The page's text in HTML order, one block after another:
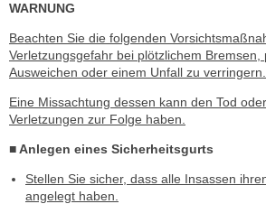
WARNUNG
Beachten Sie die folgenden
Verletzungsgefahr bei plötzlichem Bremsen,
Ausweichen oder einem Unfall zu verringern.
Eine Missachtung dessen kann den Tod
Verletzungen zur Folge haben.
■ Anlegen eines Sicherheitsgurts
Stellen Sie sicher, dass alle Insassen
angelegt haben.